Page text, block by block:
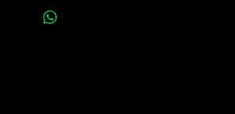
MONTRES PAUL PICOT